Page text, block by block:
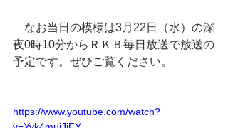
なお当日の模様は3月22日（水）の深
夜0時10分からＲＫＢ毎日放送で放送の
予定です。ぜひご覧ください。
https://www.youtube.com/watch?